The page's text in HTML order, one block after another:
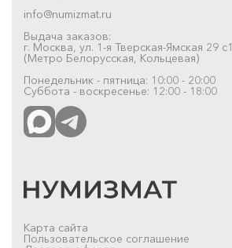
info@numizmat.ru
Выдача заказов:
г. Москва, ул. 1-я Тверская-Ямская 29 с1
(Метро Белорусская, Кольцевая)
Понедельник - пятница: 10:00 - 20:00
Суббота - воскресенье: 12:00 - 18:00
Карта сайта
Пользовательское соглашение